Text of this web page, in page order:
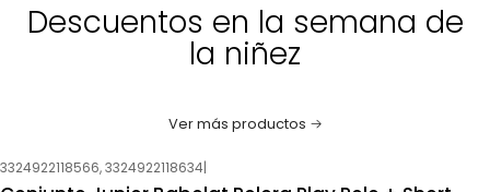
Descuentos en la semana de
la niñez
Ver más productos
-30%OFF
3324922118566, 3324922118634|